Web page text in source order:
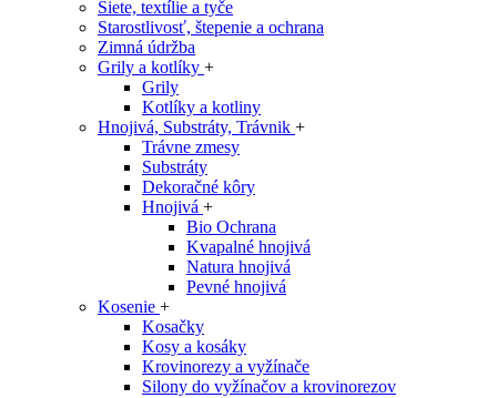
Siete, textílie a tyče
Starostlivosť, štepenie a ochrana
Zimná údržba
Grily a kotlíky +
Grily
Kotlíky a kotliny
Hnojivá, Substráty, Trávnik +
Trávne zmesy
Substráty
Dekoračné kôry
Hnojivá +
Bio Ochrana
Kvapalné hnojivá
Natura hnojivá
Pevné hnojivá
Kosenie +
Kosačky
Kosy a kosáky
Krovinorezy a vyžínače
Silony do vyžínačov a krovinorezov